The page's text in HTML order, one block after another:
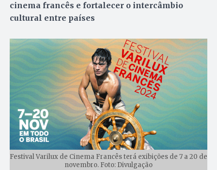
cinema francês e fortalecer o intercâmbio
cultural entre países
Festival Varilux de Cinema Francês terá exibições de 7 a 20 de
novembro. Foto: Divulgação